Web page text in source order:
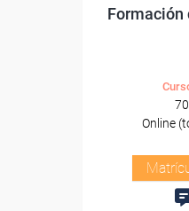
Formación
Online